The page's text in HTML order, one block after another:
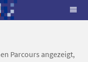
Parcours angezeigt,